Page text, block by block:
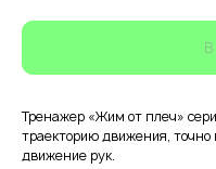
Тренажер «Жим от плеч»
траекторию движения,
движение рук.